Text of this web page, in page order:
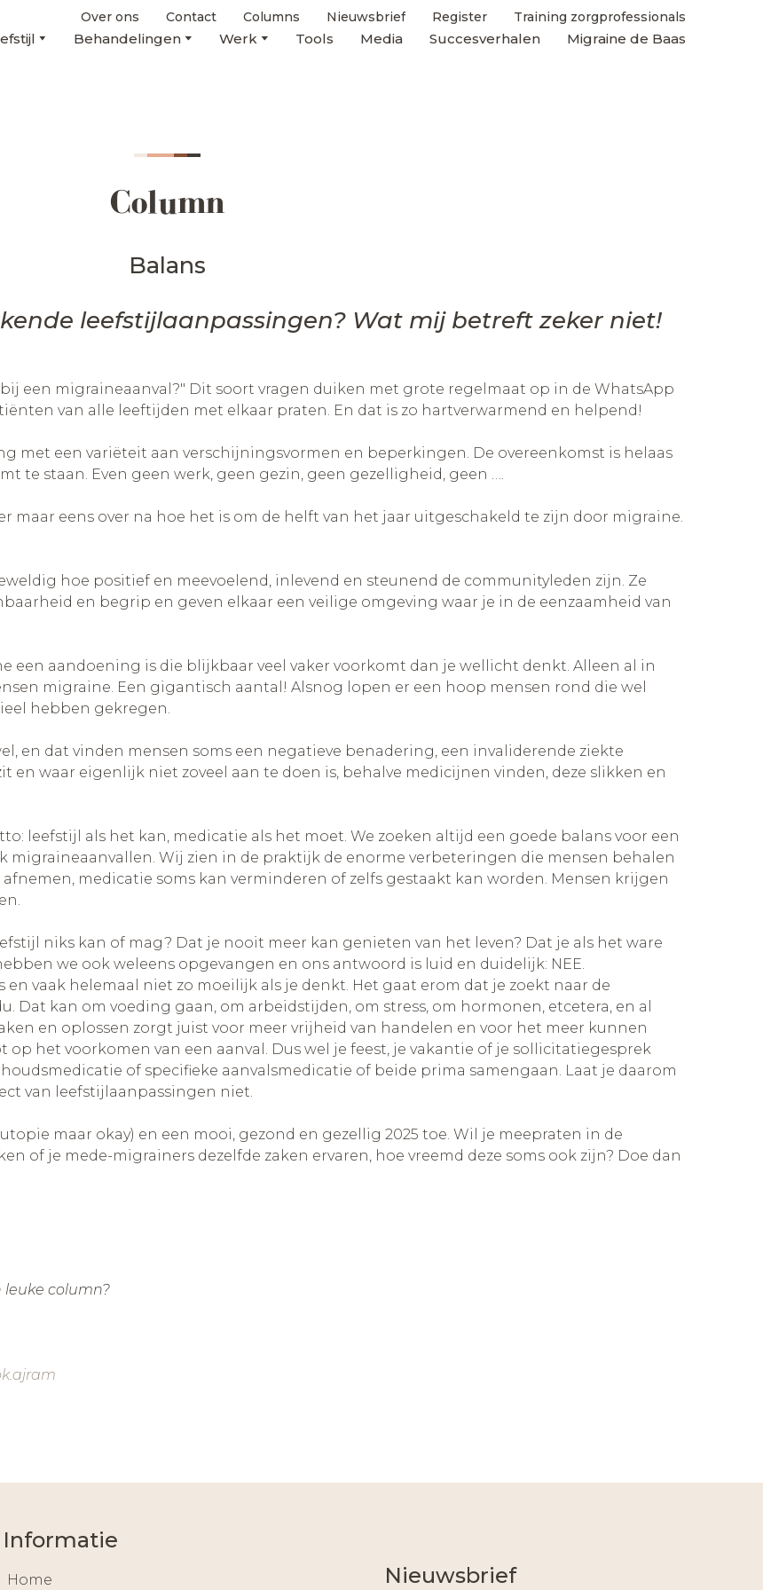
Over ons Contact Columns Nieuwsbrief Register Training zorgprofessionals
Behandelingen Werk Tools Media Succesverhalen Migraine de Baas
Column
Balans
leefstijlaanpassingen? Wat mij betreft zeker niet!
een migraineaanval?" Dit soort vragen duiken met grote regelmaat op in de WhatsApp
van alle leeftijden met elkaar praten. En dat is zo hartverwarmend en helpend!
met een variëteit aan verschijningsvormen en beperkingen. De overeenkomst is helaas
te staan. Even geen werk, geen gezin, geen gezelligheid, geen ….
maar eens over na hoe het is om de helft van het jaar uitgeschakeld te zijn door migraine.
hoe positief en meevoelend, inlevend en steunend de communityleden zijn. Ze
en begrip en geven elkaar een veilige omgeving waar je in de eenzaamheid van
een aandoening is die blijkbaar veel vaker voorkomt dan je wellicht denkt. Alleen al in
migraine. Een gigantisch aantal! Alsnog lopen er een hoop mensen rond die wel
hebben gekregen.
en dat vinden mensen soms een negatieve benadering, een invaliderende ziekte
en waar eigenlijk niet zoveel aan te doen is, behalve medicijnen vinden, deze slikken en
leefstijl als het kan, medicatie als het moet. We zoeken altijd een goede balans voor een
Wij zien in de praktijk de enorme verbeteringen die mensen behalen
medicatie soms kan verminderen of zelfs gestaakt kan worden. Mensen krijgen
niks kan of mag? Dat je nooit meer kan genieten van het leven? Dat je als het ware
we ook weleens opgevangen en ons antwoord is luid en duidelijk: NEE.
vaak helemaal niet zo moeilijk als je denkt. Het gaat erom dat je zoekt naar de
Dat kan om voeding gaan, om arbeidstijden, om stress, om hormonen, etcetera, en al
en oplossen zorgt juist voor meer vrijheid van handelen en voor het meer kunnen
het voorkomen van een aanval. Dus wel je feest, je vakantie of je sollicitatiegesprek
of specifieke aanvalsmedicatie of beide prima samengaan. Laat je daarom
van leefstijlaanpassingen niet.
maar okay) en een mooi, gezond en gezellig 2025 toe. Wil je meepraten in de
of je mede-migrainers dezelfde zaken ervaren, hoe vreemd deze soms ook zijn? Doe dan
leuke column?
Informatie
Home Nieuwsbrief